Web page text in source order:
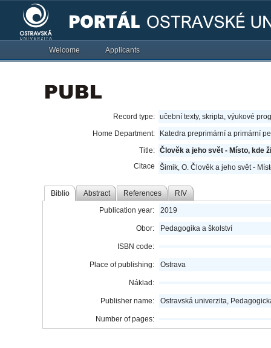
Welcome Applicants
Record type: učební texty, skripta, výukové
Home Department:
Katedra preprimární a primární
Title: Člověk a jeho svět - Místo, kde
Citace
Šimik, O. Člověk a jeho svět -
Biblio Abstract References RIV
Publication year: 2019
Obor: Pedagogika a školství
ISBN code:
Place of publishing: Ostrava
Náklad:
Publisher name: Ostravská univerzita,
Number of pages: